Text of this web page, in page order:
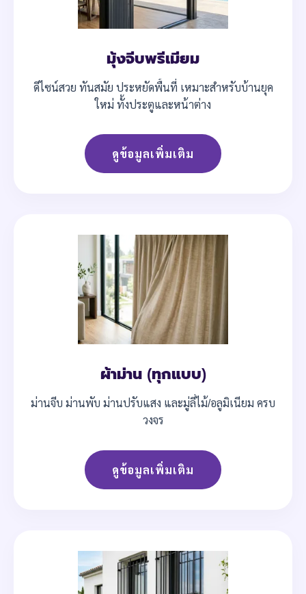
มุ้งจีบพรีเมียม
ดีไซน์สวย ทันสมัย ประหยัดพื้นที่ เหมาะสำหรับบ้านยุค
ใหม่ ทั้งประตูและหน้าต่าง
ดูข้อมูลเพิ่มเติม
ผ้าม่าน (ทุกแบบ)
ม่านจีบ ม่านพับ ม่านปรับแสง และมู่ลี่ไม้/อลูมิเนียม ครบ
วงจร
ดูข้อมูลเพิ่มเติม